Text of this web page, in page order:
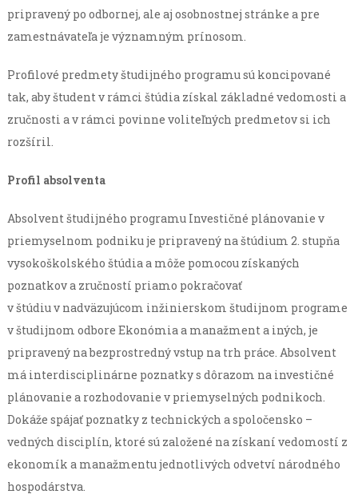
pripravený po odbornej, ale aj osobnostnej stránke a pre
zamestnávateľa je významným prínosom.
Profilové predmety študijného programu sú koncipované
tak, aby študent v rámci štúdia získal základné vedomosti a
zručnosti a v rámci povinne voliteľných predmetov si ich
rozšíril.
Profil absolventa
Absolvent študijného programu Investičné plánovanie v
priemyselnom podniku je pripravený na štúdium 2. stupňa
vysokoškolského štúdia a môže pomocou získaných
poznatkov a zručností priamo pokračovať
v štúdiu v nadväzujúcom inžinierskom študijnom programe
v študijnom odbore Ekonómia a manažment a iných, je
pripravený na bezprostredný vstup na trh práce. Absolvent
má interdisciplinárne poznatky s dôrazom na investičné
plánovanie a rozhodovanie v priemyselných podnikoch.
Dokáže spájať poznatky z technických a spoločensko –
vedných disciplín, ktoré sú založené na získaní vedomostí z
ekonomík a manažmentu jednotlivých odvetví národného
hospodárstva.